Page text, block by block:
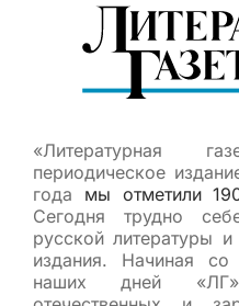
«Литературная
периодическое
года мы отметили
Сегодня трудно
русской литературы
издания. Начиная
наших дней